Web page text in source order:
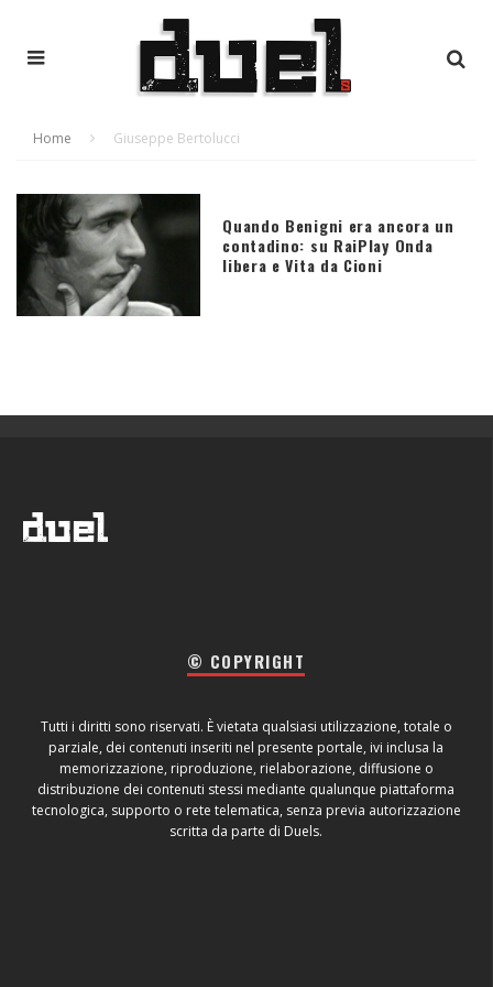
Home Giuseppe Bertolucci
Quando Benigni era ancora un
contadino: su RaiPlay Onda
libera e Vita da Cioni
© COPYRIGHT
Tutti i diritti sono riservati. È vietata qualsiasi utilizzazione, totale o
parziale, dei contenuti inseriti nel presente portale, ivi inclusa la
memorizzazione, riproduzione, rielaborazione, diffusione o
distribuzione dei contenuti stessi mediante qualunque piattaforma
tecnologica, supporto o rete telematica, senza previa autorizzazione
scritta da parte di Duels.